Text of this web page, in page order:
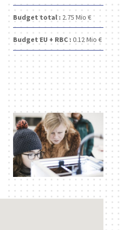
Budget total : 2.75 Mio €
Budget EU + RBC : 0.12 Mio €